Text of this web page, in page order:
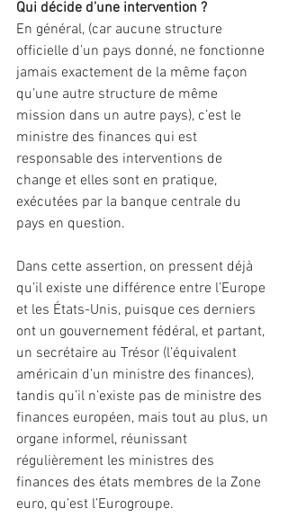
Qui décide d’une intervention ?
En général, (car aucune structure
officielle d’un pays donné, ne fonctionne
jamais exactement de la même façon
qu’une autre structure de même
mission dans un autre pays), c’est le
ministre des finances qui est
responsable des interventions de
change et elles sont en pratique,
exécutées par la banque centrale du
pays en question.
Dans cette assertion, on pressent déjà
qu’il existe une différence entre l’Europe
et les États-Unis, puisque ces derniers
ont un gouvernement fédéral, et partant,
un secrétaire au Trésor (l’équivalent
américain d’un ministre des finances),
tandis qu’il n’existe pas de ministre des
finances européen, mais tout au plus, un
organe informel, réunissant
régulièrement les ministres des
finances des états membres de la Zone
euro, qu’est l’Eurogroupe.